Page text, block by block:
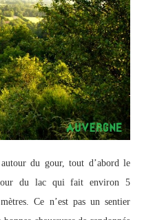
du gour, tout d’abord le
du lac qui fait environ 5
Ce n’est pas un sentier